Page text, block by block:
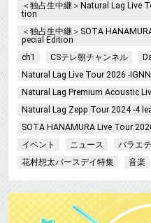
＜独占生中継＞Natural Lag Live
tion
＜独占生中継＞SOTA
pecial Edition
ch1
CSテレ朝チャンネル
Natural Lag Live Tour 2026 -
Natural Lag Premium Acoustic
Natural Lag Zepp Tour 2024 -4
SOTA HANAMURA Live Tour
イベント
ニュース バラエ
花村想太バースデイ特集
音楽